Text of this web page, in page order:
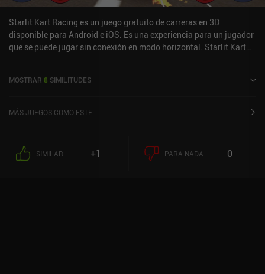
Starlit Kart Racing es un juego gratuito de carreras en 3D
disponible para Android e iOS. Es una experiencia para un jugador
que se puede jugar sin conexión en modo horizontal. Starlit Kart
Store de iOS.
MOSTRAR 8 SIMILITUDES
MÁS JUEGOS COMO ESTE
SIMILAR +1 PARA NADA 0